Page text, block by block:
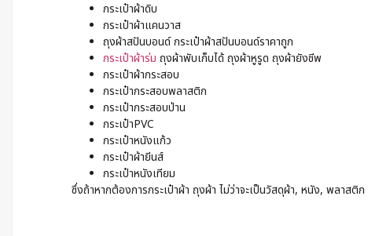
กระเป๋าผ้าดิบ
กระเป๋าผ้าแคนวาส
ถุงผ้าสปันบอนด์ กระเป๋าผ้าสปันบอนด์ราคาถูก
กระเป๋าผ้าร่ม ถุงผ้าพับเก็บได้ ถุงผ้าหูรูด ถุงผ้ายังชีพ
กระเป๋าผ้ากระสอบ
กระเป๋ากระสอบพลาสติก
กระเป๋ากระสอบป่าน
กระเป๋าPVC
กระเป๋าหนังแก้ว
กระเป๋าผ้ายีนส์
กระเป๋าหนังเทียม
ซึ่งถ้าหากต้องการกระเป๋าผ้า ถุงผ้า ไม่ว่าจะเป็นวัสดุผ้า, หนัง, พลาสติ